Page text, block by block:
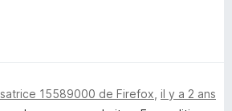
15589000 de Firefox il y a 2 ans